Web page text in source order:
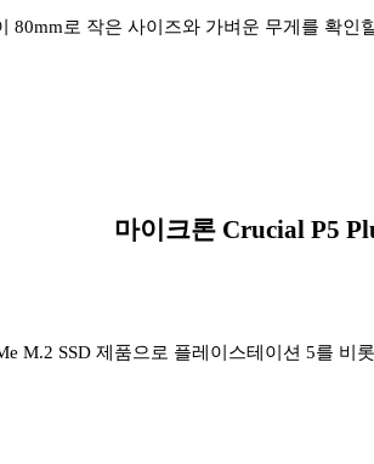
로 작은 사이즈와 가벼운 무게를 확인
마이크론 Crucial P5
M.2 SSD 제품으로 플레이스테이션 5를